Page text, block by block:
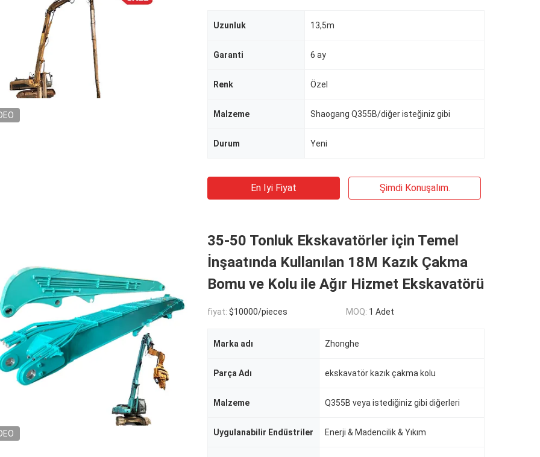
Uzunluk 13,5m
Garanti 6 ay
Renk Özel
Malzeme Shaogang Q355B/diğer isteğiniz gibi
Durum Yeni
En Iyi Fiyat Şimdi Konuşalım.
35-50 Tonluk Ekskavatörler için Temel
İnşaatında Kullanılan 18M Kazık Çakma
Bomu ve Kolu ile Ağır Hizmet Ekskavatörü
fiyat: $10000/pieces MOQ: 1 Adet
Marka adı Zhonghe
Parça Adı ekskavatör kazık çakma kolu
Malzeme Q355B veya istediğiniz gibi diğerleri
Uygulanabilir Endüstriler Enerji & Madencilik & Yıkım